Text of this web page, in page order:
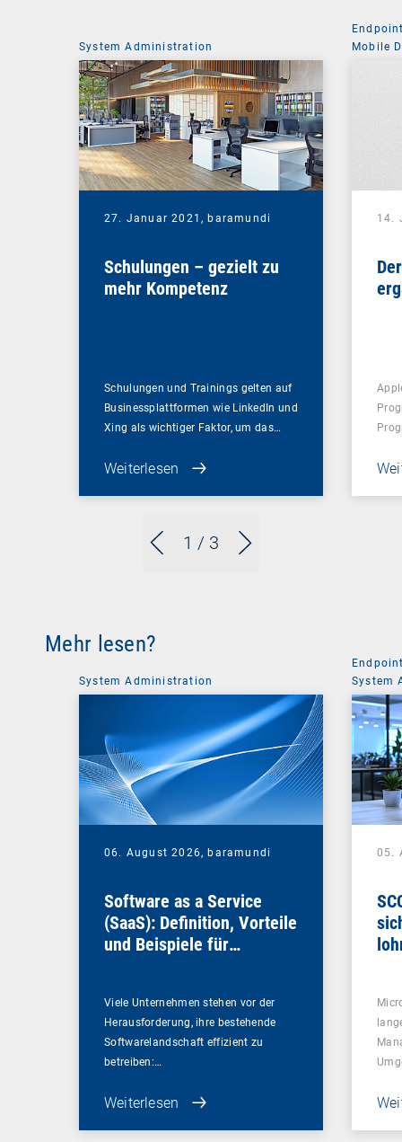
1 / 3
System Administration
27. Januar 2021, baramundi
Schulungen – gezielt zu
mehr Kompetenz
Schulungen und Trainings gelten auf
Businessplattformen wie LinkedIn und
Xing als wichtiger Faktor, um das…
Weiterlesen
Mobile
14.
Mehr lesen?
System Administration
06. August 2026, baramundi
Software as a Service
(SaaS): Definition, Vorteile
und Beispiele für
Viele Unternehmen stehen vor der
Herausforderung, ihre bestehende
Softwarelandschaft effizient zu
betreiben:…
Weiterlesen
System
05.